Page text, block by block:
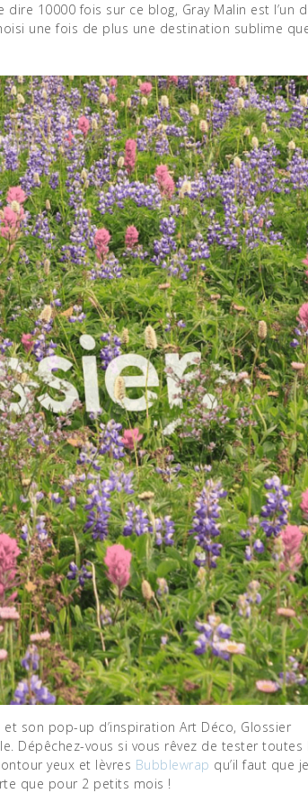
dire 10000 fois sur ce blog, Gray Malin est l’un
une fois de plus une destination sublime
et son pop-up d’inspiration Art Déco, Glossier
Dépêchez-vous si vous rêvez de tester toutes
yeux et lèvres Bubblewrap qu’il faut que
que pour 2 petits mois !